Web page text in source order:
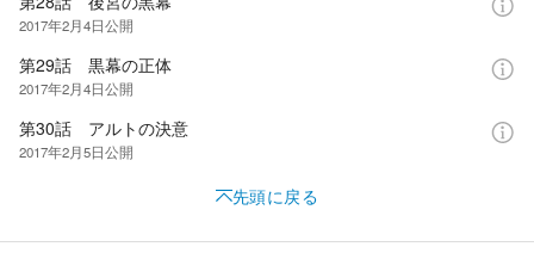
2017年2月4日公開
第29話 黒幕の正体
2017年2月4日公開
第30話 アルトの決意
2017年2月5日公開
先頭に戻る